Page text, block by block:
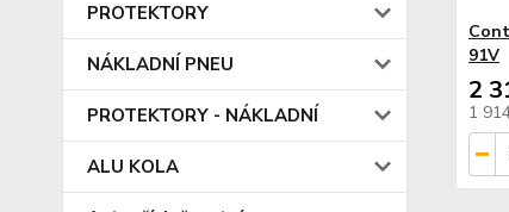
PROTEKTORY
NÁKLADNÍ PNEU
PROTEKTORY - NÁKLADNÍ
ALU KOLA
91V
2
1